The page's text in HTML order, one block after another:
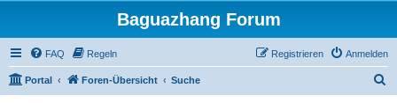
Baguazhang Forum
FAQ Regeln Anmelden
Registrieren
Portal Foren-Übersicht Suche